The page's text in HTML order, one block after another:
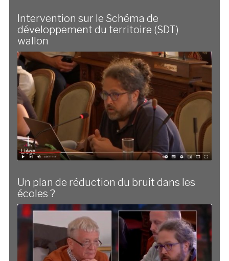
Intervention sur le Schéma de
développement du territoire (SDT)
wallon
Un plan de réduction du bruit dans les
écoles ?